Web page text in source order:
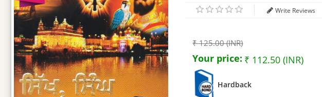
Write Reviews
₹ 125.00 (INR)
Your price: ₹ 112.50 (INR)
Hardback